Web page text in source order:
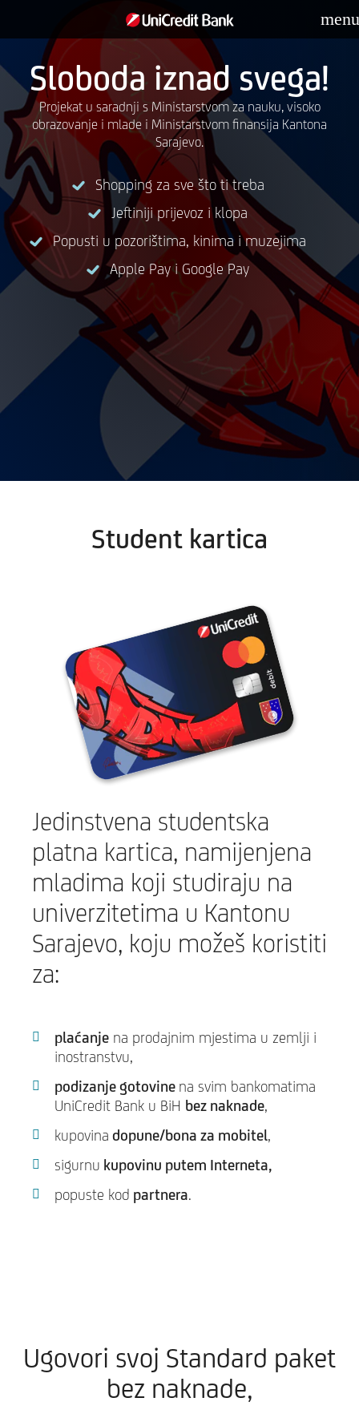
menu
Sloboda iznad svega!
Projekat u saradnji s Ministarstvom za nauku, visoko
obrazovanje i mlade i Ministarstvom finansija Kantona
Sarajevo.
Shopping za sve što ti treba
Jeftiniji prijevoz i klopa
Popusti u pozorištima, kinima i muzejima
Apple Pay i Google Pay
Student kartica
Jedinstvena studentska
platna kartica, namijenjena
mladima koji studiraju na
univerzitetima u Kantonu
Sarajevo, koju možeš koristiti
za:
plaćanje na prodajnim mjestima u zemlji i
inostranstvu,
podizanje gotovine na svim bankomatima
UniCredit Bank u BiH bez naknade,
kupovina dopune/bona za mobitel,
sigurnu kupovinu putem Interneta,
popuste kod partnera.
Ugovori svoj Standard paket
bez naknade,